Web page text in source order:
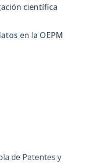
científica
en la OEPM
de Patentes y